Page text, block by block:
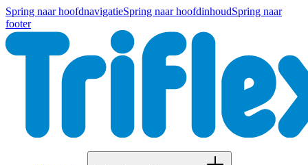
Spring naar hoofdnavigatieSpring naar hoofdinhoudSpring naar
footer